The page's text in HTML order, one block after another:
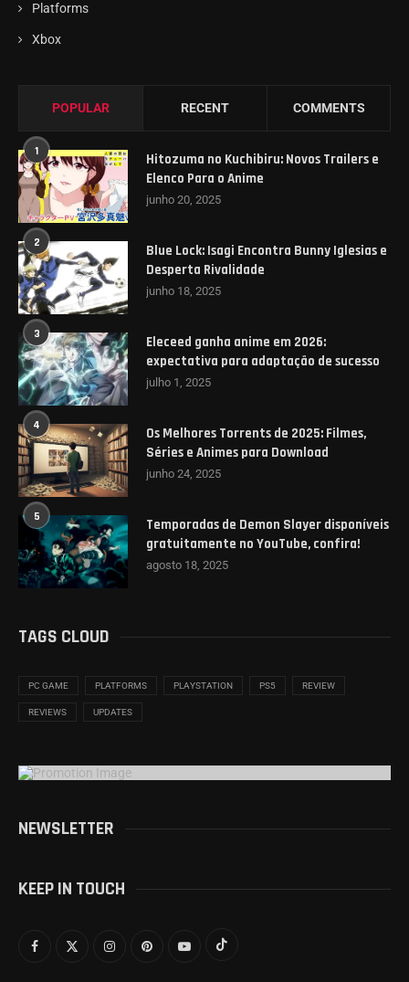
Platforms
Xbox
POPULAR RECENT COMMENTS
1
Hitozuma no Kuchibiru: Novos Trailers e
Elenco Para o Anime
junho 20, 2025
2
Blue Lock: Isagi Encontra Bunny Iglesias e
Desperta Rivalidade
junho 18, 2025
3
Eleceed ganha anime em 2026:
expectativa para adaptação de sucesso
julho 1, 2025
4
Os Melhores Torrents de 2025: Filmes,
Séries e Animes para Download
junho 24, 2025
5
Temporadas de Demon Slayer disponíveis
gratuitamente no YouTube, confira!
agosto 18, 2025
TAGS CLOUD
PC GAME PLATFORMS PLAYSTATION PS5 REVIEW
REVIEWS UPDATES
NEWSLETTER
KEEP IN TOUCH